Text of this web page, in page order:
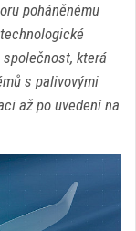
poháněnému
která
s palivovými
až po uvedení na